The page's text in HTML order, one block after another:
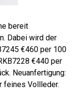
bereit
Dabei wird der
€460 per 100
€440 per
Neuanfertigung:
feines Vollleder.